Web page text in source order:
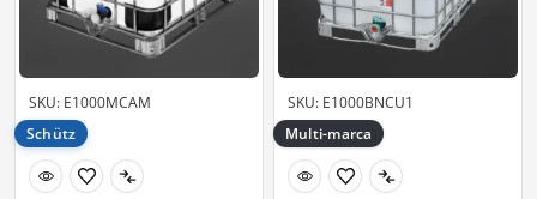
SKU: E1000MCAM
Schütz
SKU: E1000BNCU1
Multi-marca